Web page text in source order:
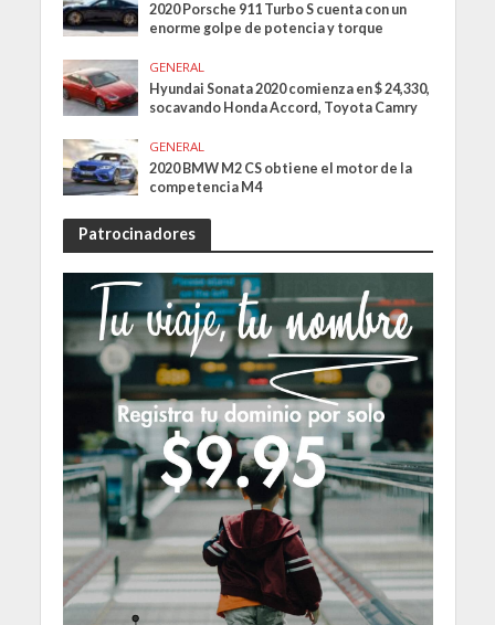
2020 Porsche 911 Turbo S cuenta con un
enorme golpe de potencia y torque
GENERAL
Hyundai Sonata 2020 comienza en $ 24,330,
socavando Honda Accord, Toyota Camry
GENERAL
2020 BMW M2 CS obtiene el motor de la
competencia M4
Patrocinadores